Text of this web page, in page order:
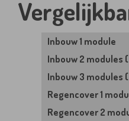
Inbouw 1 module
Inbouw 2 modules
Inbouw 3 modules
Regencover 1
Regencover 2